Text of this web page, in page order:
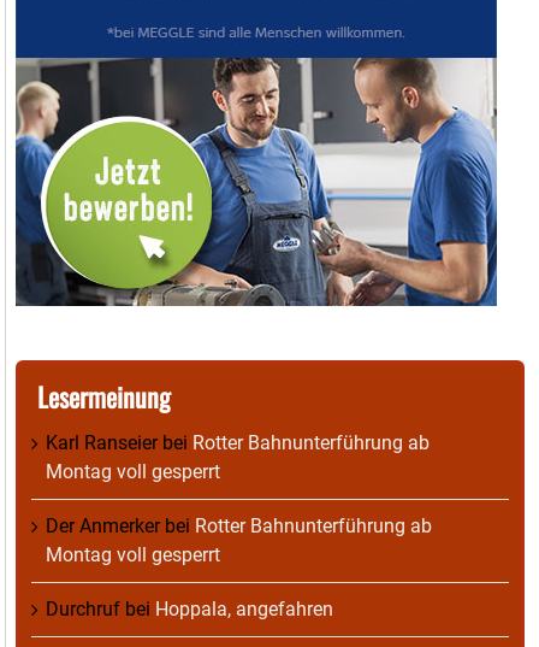
Lesermeinung
Karl Ranseierbei Rotter Bahnunterführung ab
Montag voll gesperrt
Der Anmerkerbei Rotter Bahnunterführung ab
Montag voll gesperrt
Durchruf bei Hoppala, angefahren